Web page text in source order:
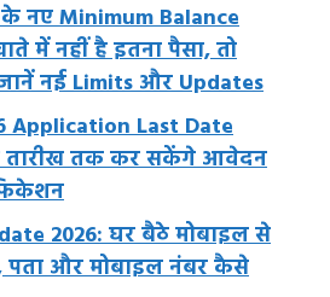
के नए Minimum Balance
में नहीं है इतना पैसा, तो
जानें नई Limits और Updates
Application Last Date
तारीख तक कर सकेंगे आवेदन
2026: घर बैठे मोबाइल से
पता और मोबाइल नंबर कैसे